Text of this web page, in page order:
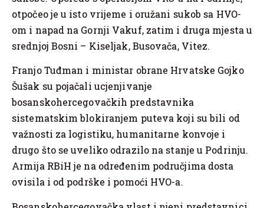
otpočeo je u isto vrijeme i oružani sukob sa HVO-
om i napad na Gornji Vakuf, zatim i druga mjesta u
srednjoj Bosni – Kiseljak, Busovača, Vitez.
Franjo Tuđman i ministar obrane Hrvatske Gojko
Šušak su pojačali ucjenjivanje
bosanskohercegovačkih predstavnika
sistematskim blokiranjem puteva koji su bili od
važnosti za logistiku, humanitarne konvoje i
drugo što se uveliko odrazilo na stanje u Podrinju.
Armija RBiH je na određenim područjima dosta
ovisila i od podrške i pomoći HVO-a.